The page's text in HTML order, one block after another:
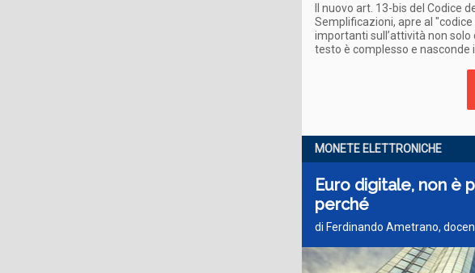
Il nuovo art. 13-bis del Codice
Semplificazioni, apre al
importanti sull’attività non
testo è complesso e nasconde
MONETE ELETTRONICHE
Euro digitale, non è
perché
di Ferdinando Ametrano,